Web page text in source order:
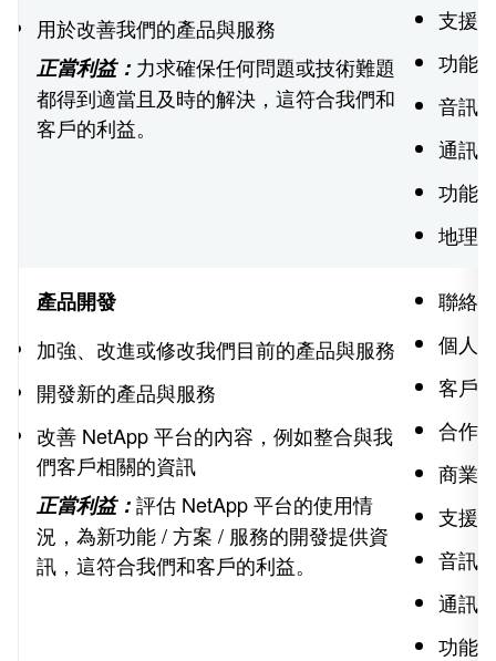
用於改善我們的產品與服務
正當利益： 力求確保任何問題或技術難題
都得到適當且及時的解決，這符合我們和
客戶的利益。
支援
功能
音訊
通訊
功能
地理
產品開發
加強、改進或修改我們目前的產品與服務
開發新的產品與服務
改善 NetApp 平台的內容，例如整合與我
們客戶相關的資訊
正當利益：評估 NetApp 平台的使用情
況，為新功能 / 方案 / 服務的開發提供資
訊，這符合我們和客戶的利益。
聯絡
個人
客戶
合作
商業
支援
音訊
通訊
功能